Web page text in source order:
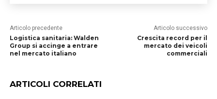
Articolo precedente
Logistica sanitaria: Walden
Group si accinge a entrare
nel mercato italiano
Articolo successivo
Crescita record per il
mercato dei veicoli
commerciali
ARTICOLI CORRELATI